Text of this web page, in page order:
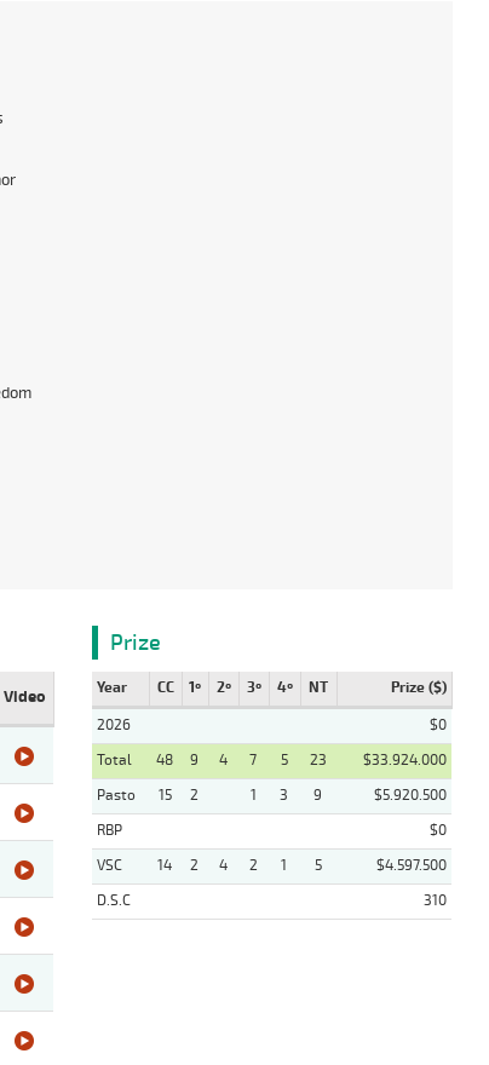
Video
Prize
Year CC 1º 2º 3º 4º NT Prize ($)
2026
$0
Total
48 9 4 7 5 23
$33.924.000
Pasto
15 2 1 3 9
$5.920.500
RBP
$0
VSC
14 2 4 2 1 5
$4.597.500
D.S.C
310